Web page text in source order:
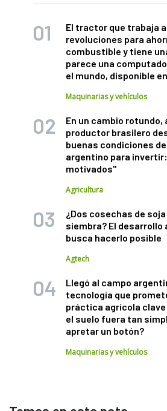
El tractor que trabaja a
revoluciones para
combustible y tiene
parece una
el mundo, disponible
Maquinarias y vehículos
En un cambio rotundo,
productor brasilero
buenas condiciones
argentino para
motivados"
Agricultura
¿Dos cosechas de
siembra? El desarrollo
busca hacerlo posible
Agtech
Llegó al campo
tecnología que
práctica agrícola
el suelo fuera tan
apretar un botón?
Maquinarias y vehículos